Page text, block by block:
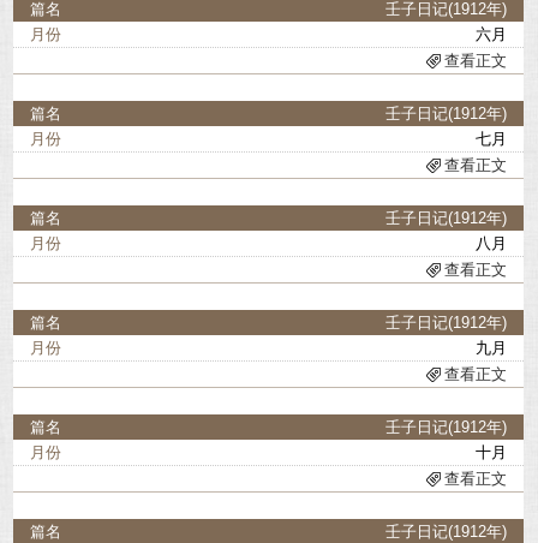
壬子日记(1912年)
六月
查看正文
壬子日记(1912年)
七月
查看正文
壬子日记(1912年)
八月
查看正文
壬子日记(1912年)
九月
查看正文
壬子日记(1912年)
十月
查看正文
壬子日记(1912年)